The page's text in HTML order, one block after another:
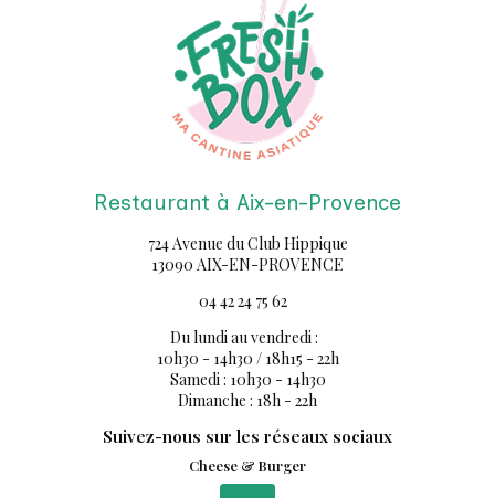
724 Avenue du Club Hippique
Du lundi au vendredi :
10h30 - 14h30 / 18h15 - 22h
Samedi : 10h30 - 14h30
Suivez-nous sur les réseaux sociaux
Cheese & Burger